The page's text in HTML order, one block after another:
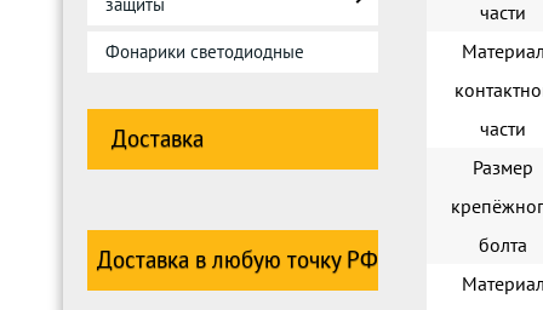
Фонарики светодиодные
Доставка
Доставка в любую точку РФ
части
Материал
части
Размер
болта
Материал